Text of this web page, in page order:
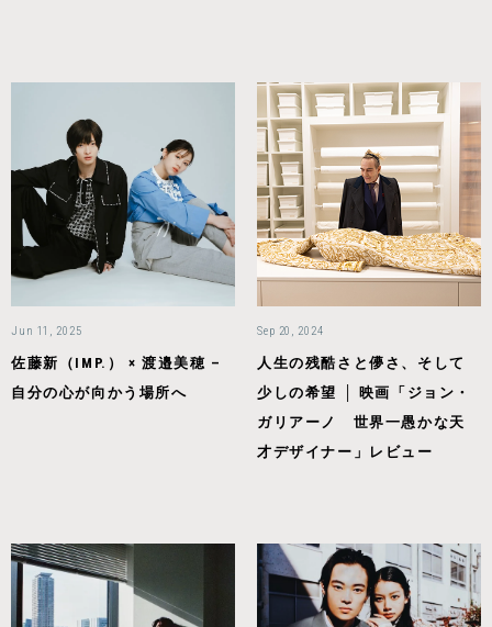
Jun 11, 2025
佐藤新（IMP.） × 渡邉美穂 –
自分の心が向かう場所へ
Sep 20, 2024
人生の残酷さと儚さ、そして
少しの希望 │ 映画「ジョン・
ガリアーノ 世界一愚かな天
才デザイナー」レビュー